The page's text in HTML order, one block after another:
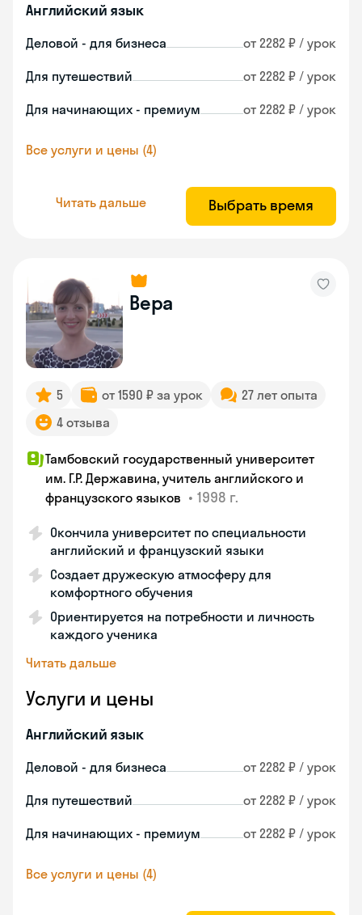
Английский язык
Деловой - для бизнеса от 2282 ₽ / урок
Для путешествий от 2282 ₽ / урок
Для начинающих - премиум от 2282 ₽ / урок
Все услуги и цены (4)
Читать дальше Выбрать время
Вера
5 от 1590 ₽ за урок
27 лет опыта
4 отзыва
Тамбовский государственный университет
им. Г.Р. Державина, учитель английского и
французского языков • 1998 г.
Окончила университет по специальности
английский и французский языки
Создает дружескую атмосферу для
комфортного обучения
Ориентируется на потребности и личность
каждого ученика
Читать дальше
Услуги и цены
Английский язык
Деловой - для бизнеса от 2282 ₽ / урок
Для путешествий от 2282 ₽ / урок
Для начинающих - премиум от 2282 ₽ / урок
Все услуги и цены (4)